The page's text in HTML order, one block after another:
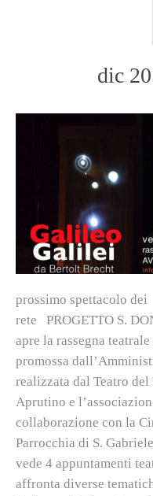
dic
prossimo spettacolo
rete PROGETTO S.
apre la rassegna
promossa
realizzata dal Teatro
Aprutino e
collaborazione con la
Parrocchia di S.
vede 4 appuntamenti
affronta diverse